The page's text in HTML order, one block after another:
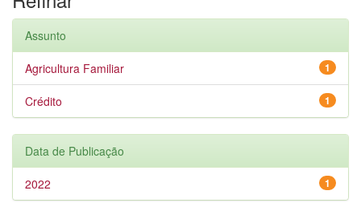
Assunto
1
Agricultura Familiar
1
Crédito
Data de Publicação
1
2022